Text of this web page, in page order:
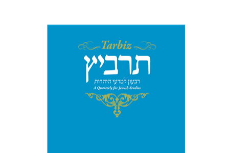
יהונתן גארב מיכאל סיגל